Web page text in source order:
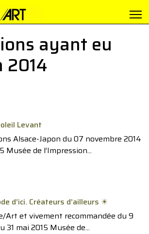
ayant eu
2014
Levant
Alsace-Japon du 07 novembre 2014
Musée de l’Impression...
d’ici. Créateurs d’ailleurs ☀
Art et vivement recommandée du 9
31 mai 2015 Musée de...